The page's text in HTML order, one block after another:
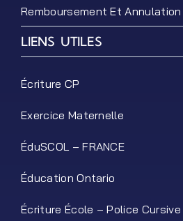
Remboursement Et Annulation
LIENS UTILES
Écriture CP
Exercice Maternelle
ÉduSCOL – FRANCE
Éducation Ontario
Écriture École – Police Cursive